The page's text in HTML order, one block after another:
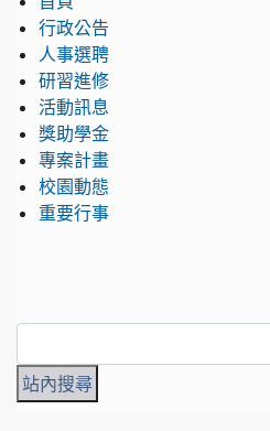
行政公告
人事選聘
研習進修
活動訊息
獎助學金
專案計畫
校園動態
重要行事